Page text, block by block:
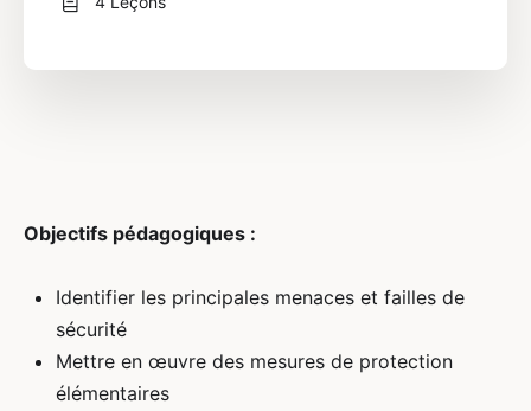
Objectifs pédagogiques :
Identifier les principales menaces et failles de
sécurité
Mettre en œuvre des mesures de protection
élémentaires